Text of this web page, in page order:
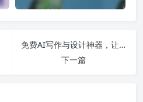
免费AI写作与设计神器，让你的创作无忧畅享AI的无限可能！
下一篇